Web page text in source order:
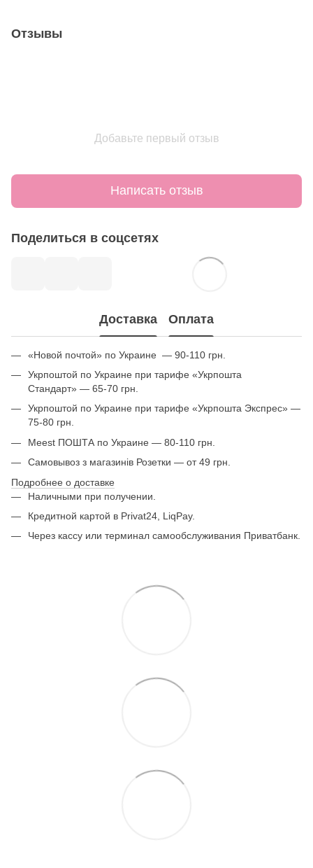
Отзывы
Добавьте первый отзыв
Написать отзыв
Поделиться в соцсетях
Доставка Оплата
«Новой почтой» по Украине — 90-110 грн.
Укрпоштой по Украине при тарифе «Укрпошта
Стандарт» — 65-70 грн.
Укрпоштой по Украине при тарифе «Укрпошта Экспрес» —
75-80 грн.
Meest ПОШТА по Украине — 80-110 грн.
Самовывоз з магазинів Розетки — от 49 грн.
Подробнее о доставке
Наличными при получении.
Кредитной картой в Privat24, LiqPay.
Через кассу или терминал самообслуживания Приватбанк.